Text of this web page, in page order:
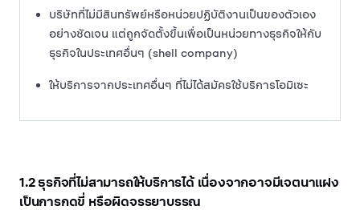
บริษัทที่ไม่มีสินทรัพย์หรือหน่วยปฏิบัติงานเป็นของตัวเอง
อย่างชัดเจน แต่ถูกจัดตั้งขึ้นเพื่อเป็นหน่วยทางธุรกิจให้กับ
ธุรกิจในประเทศอื่นๆ (shell company)
ให้บริการจากประเทศอื่นๆ ที่ไม่ได้สมัครใช้บริการโอมิเซะ
1.2 ธุรกิจที่ไม่สามารถให้บริการได้ เนื่องจากอาจมีเจตนาแฝง
เป็นการกดขี่ หรือผิดจรรยาบรรณ